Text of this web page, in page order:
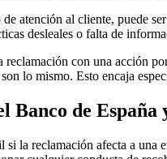
atención al cliente, puede
desleales o falta de
reclamación con una acción
lo mismo. Esto encaja
Banco de España
si la reclamación afecta a una